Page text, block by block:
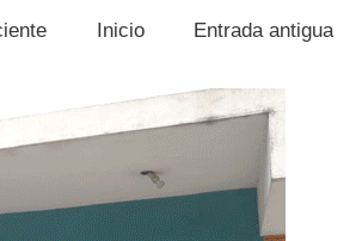
Entrada antigua
Inicio